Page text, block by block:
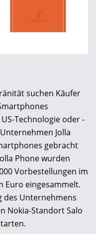
suchen Käufer
Technologie oder -
Jolla
gebracht
Phone wurden
Vorbestellungen im
Euro eingesammelt.
des Unternehmens
Nokia-Standort Salo